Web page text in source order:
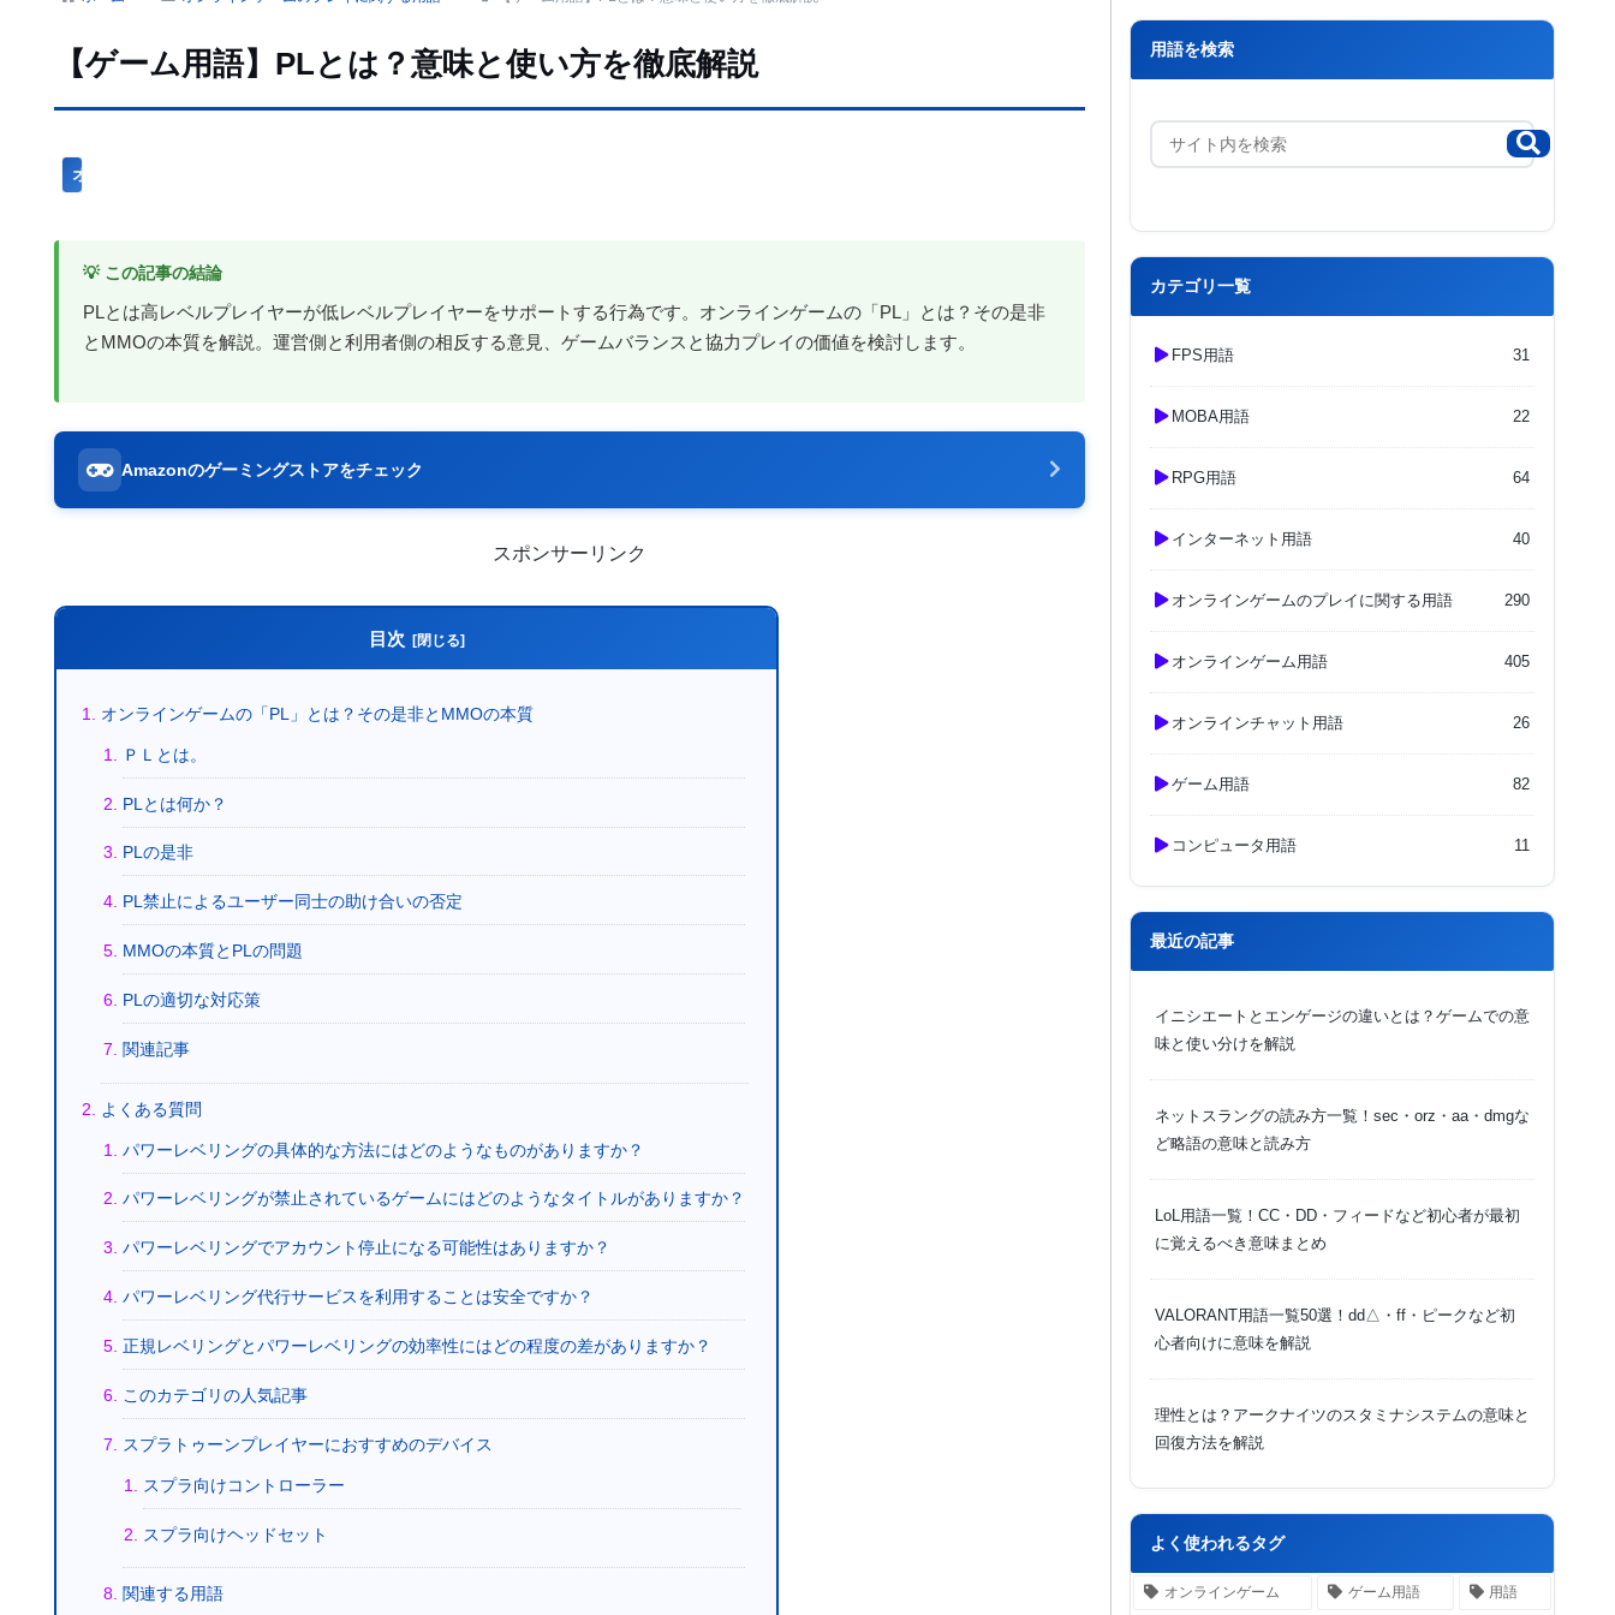
【ゲーム用語】PLとは？意味と使い方を徹底解説
オンラインゲームのプレイに関する用語
💡 この記事の結論
PLとは高レベルプレイヤーが低レベルプレイヤーをサポートする行為です。オンラインゲームの「PL」とは？その是非
とMMOの本質を解説。運営側と利用者側の相反する意見、ゲームバランスと協力プレイの価値を検討します。
Amazonのゲーミングストアをチェック
スポンサーリンク
目次
オンラインゲームの「PL」とは？その是非とMMOの本質
ＰＬとは。
PLとは何か？
PLの是非
PL禁止によるユーザー同士の助け合いの否定
MMOの本質とPLの問題
PLの適切な対応策
関連記事
よくある質問
パワーレベリングの具体的な方法にはどのようなものがありますか？
パワーレベリングが禁止されているゲームにはどのようなタイトルがありますか？
パワーレベリングでアカウント停止になる可能性はありますか？
パワーレベリング代行サービスを利用することは安全ですか？
正規レベリングとパワーレベリングの効率性にはどの程度の差がありますか？
このカテゴリの人気記事
スプラトゥーンプレイヤーにおすすめのデバイス
スプラ向けコントローラー
スプラ向けヘッドセット
関連する用語
用語を検索
カテゴリ一覧
FPS用語 31
MOBA用語 22
RPG用語 64
インターネット用語 40
オンラインゲームのプレイに関する用語 290
オンラインゲーム用語 405
オンラインチャット用語 26
ゲーム用語 82
コンピュータ用語 11
最近の記事
イニシエートとエンゲージの違いとは？ゲームでの意
味と使い分けを解説
ネットスラングの読み方一覧！sec・orz・aa・dmgな
ど略語の意味と読み方
LoL用語一覧！CC・DD・フィードなど初心者が最初
に覚えるべき意味まとめ
VALORANT用語一覧50選！dd△・ff・ピークなど初
心者向けに意味を解説
理性とは？アークナイツのスタミナシステムの意味と
回復方法を解説
よく使われるタグ
オンラインゲーム ゲーム用語 用語